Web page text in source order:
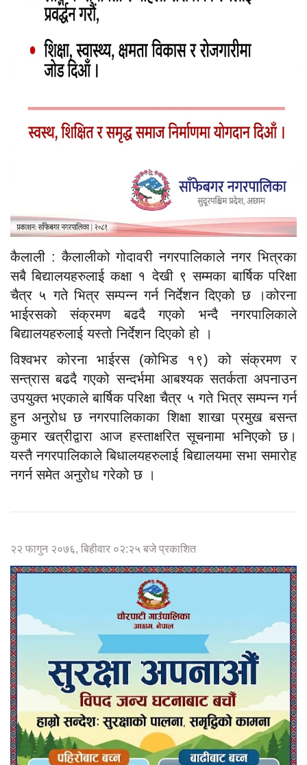
कैलाली : कैलालीको गोदावरी नगरपालिकाले नगर भित्रका
सबै बिद्यालयहरुलाई कक्षा १ देखी ९ सम्मका बार्षिक परिक्षा
चैत्र ५ गते भित्र सम्पन्न गर्न निर्देशन दिएको छ ।कोरना
भाईरसको संक्रमण बढदै गएको भन्दै नगरपालिकाले
बिद्यालयहरुलाई यस्तो निर्देशन दिएको हो ।
विश्वभर कोरना भाईरस (कोभिड १९) को संक्रमण र
सन्त्रास बढदै गएको सन्दर्भमा आबश्यक सतर्कता अपनाउन
उपयुक्त भएकाले बार्षिक परिक्षा चैत्र ५ गते भित्र सम्पन्न गर्न
हुन अनुरोध छ नगरपालिकाका शिक्षा शाखा प्रमुख बसन्त
कुमार खत्रीद्वारा आज हस्ताक्षरित सूचनामा भनिएको छ।
यस्तै नगरपालिकाले बिधालयहरुलाई बिद्यालयमा सभा समारोह
नगर्न समेत अनुरोध गरेको छ ।
२२ फागुन २०७६, बिहीवार ०२:२५ बजे प्रकाशित